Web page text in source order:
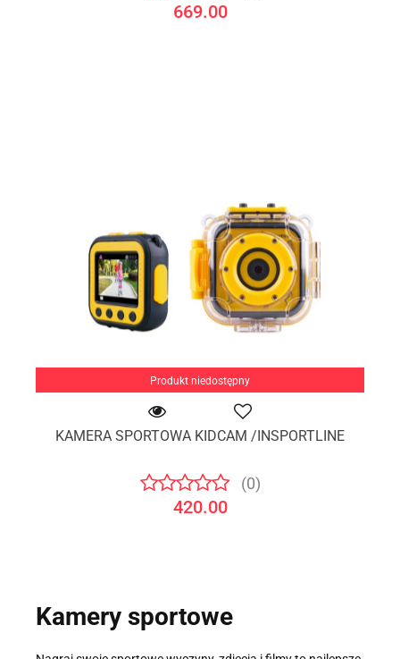
669.00
Produkt niedostępny
KAMERA SPORTOWA KIDCAM /INSPORTLINE
(0)
420.00
Kamery sportowe